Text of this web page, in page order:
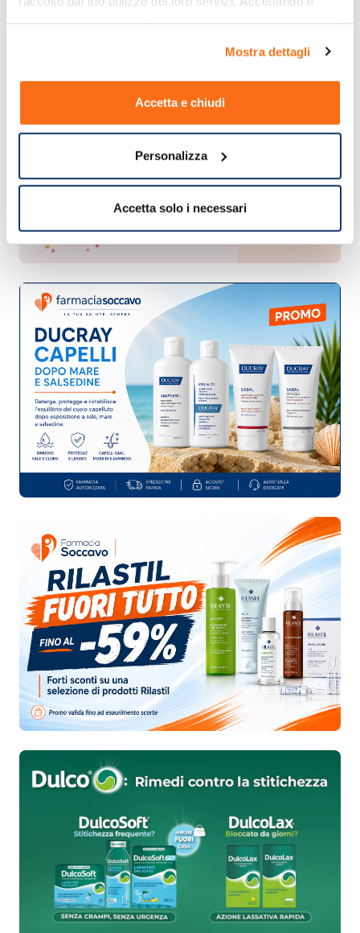
Mostra dettagli
Accetta e chiudi
Personalizza
Accetta solo i necessari